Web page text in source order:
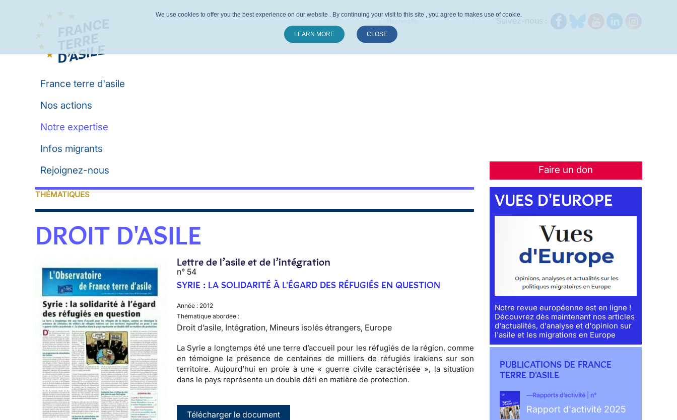
France terre d'asile
Nos actions
Notre expertise
Infos migrants
Faire un don
Rejoignez-nous
THÉMATIQUES
DROIT D'ASILE
Lettre de l’asile et de l’intégration
n° 54
SYRIE : LA SOLIDARITÉ À L'ÉGARD DES RÉFUGIÉS EN QUESTION
Année : 2012
Thématique abordée :
Droit d’asile, Intégration, Mineurs isolés étrangers, Europe
La Syrie a longtemps été une terre d’accueil pour les réfugiés de la région, comme
en témoigne la présence de centaines de milliers de réfugiés irakiens sur son
territoire. Aujourd’hui en proie à une « guerre civile caractérisée », la situation
dans le pays représente un double défi en matière de protection.
Télécharger le document
VUES D'EUROPE
Notre revue européenne est en ligne !
Découvrez dès maintenant nos articles
d'actualités, d'analyse et d'opinion sur
l'asile et les migrations en Europe
PUBLICATIONS DE FRANCE
TERRE D'ASILE
Rapports d’activité | n°
Rapport d'activité 2025
We use cookies to offer you the best experience on our website . By continuing your visit to this site , you agree to makes use of cookie.
LEARN MORE CLOSE